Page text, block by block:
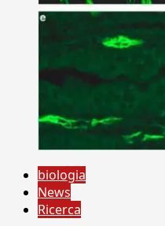
biologia
News
Ricerca